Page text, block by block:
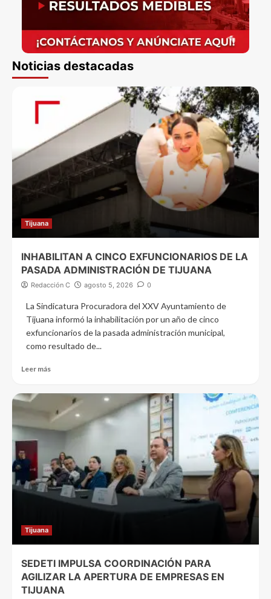
Noticias destacadas
Tijuana
INHABILITAN A CINCO EXFUNCIONARIOS DE LA
PASADA ADMINISTRACIÓN DE TIJUANA
Redacción C agosto 5, 2026 0
La Sindicatura Procuradora del XXV Ayuntamiento de
Tijuana informó la inhabilitación por un año de cinco
exfuncionarios de la pasada administración municipal,
como resultado de...
Leer más
Tijuana
SEDETI IMPULSA COORDINACIÓN PARA
AGILIZAR LA APERTURA DE EMPRESAS EN
TIJUANA